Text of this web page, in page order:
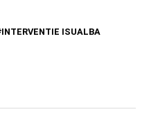
INTERVENTIE ISUALBA